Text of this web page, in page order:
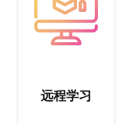
远程学习